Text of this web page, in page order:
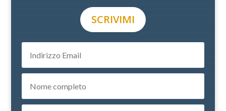
SCRIVIMI